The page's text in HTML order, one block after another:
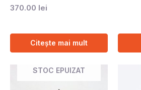
370.00 lei
Citește mai mult
STOC EPUIZAT